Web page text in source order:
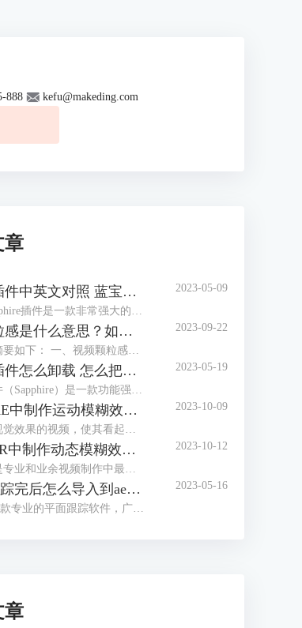
888 kefu@makeding.com
章
蓝宝石插件中英文对照 蓝宝石插件中文
蓝宝石Sapphire插件是一款非常强大的视频特效工具，为用户提供了多种高质量的视觉效果和工具，让视频制作和编辑变得更加高效和出色。本文将为用户介绍蓝宝石插件中英文对照 蓝宝石插件中文的内容，希望可帮助用户更好地了解这个优秀的视频特效工具。
2023-05-09
视频颗粒感是什么意思？如何去掉视频的颗粒感和噪点？
本文内容摘要如下： 一、视频颗粒感是因为什么? 二、如何避免视频噪点并提高视频质量 三、如何从视频画面中去除颗粒感 四、如何使用Boris FX Continuum给视频降噪
2023-09-22
蓝宝石插件怎么卸载 怎么把蓝宝石插件彻底删除
蓝宝石插件（Sapphire）是一款功能强大的视觉特效插件，它是属于BorisFX特效创作工具中的一部分，广泛应用于各种视频编辑软件中。然而，在某些情况下，您可能需要卸载或彻底删除蓝宝石插件。本文将为您提供详细的卸载和删除步骤，帮助您顺利完成操作。
2023-05-19
如何在AE中制作运动模糊效果：3种制作运动模糊的方法
制作具有视觉效果的视频，使其看起来轻松自然，实际上需要大量工作。许多因素可以影响制作出具有真实感的镜头，观众很容易察觉到任何看起来不太对劲的地方。这意味着有时需要后期制作技巧来实现最自然的效果。
2023-10-09
如何在PR中制作动态模糊效果：两种制作动态模糊的方法
运动模糊是专业和业余视频制作中最广泛使用的视频效果之一。视频编辑师依赖于运动模糊效果来“增强”具有运动和动作的场景，使运动看起来更好，并且在大多数情况下更加真实。运动模糊还可用于强调速度和动感。
2023-10-12
mocha跟踪完后怎么导入到ae mocha跟踪使用教程
Mocha是一款专业的平面跟踪软件，广泛应用于视觉特效制作、动态图像处理等领域。通过Mocha插件，用户可以轻松地在Adobe After Effects（AE）中实现平面跟踪。本文将为您详细介绍mocha跟踪完后如何导入到AE以及Mocha跟踪的基本使用教程。
2023-05-16
章